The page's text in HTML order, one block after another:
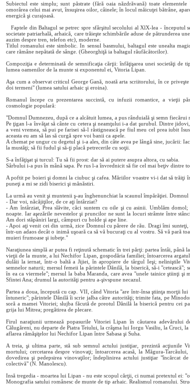
Subiectul este simplu; sunt păstrate (fără oaia năzdrăvană) toate
omorârea celui mai avut, însuşirea oilor, câinele; în locul măicuţei bătrâne,
energică şi curajoasă.
Faptele din Baltagul se petrec spre sfârşitul secolului al XlX-lea - începutul
societate patriarhală, arhaică, care trăieşte schimbările aduse de pătrunderea
auzim despre tren, telefon etc), moderne.
Titlul romanului este simbolic. In sensul basmului, baltagul este unealta
care rămâne nepătată de sânge. (Gheorghiţă ia baltagul răufăcătorilor).
Compoziţia e determinată de semnificaţia cărţii: înfăţişarea unei societăţi de
lumea oamenilor de la munte si exponentul ei, Vitoria Lipan.
Aşa cum a observat criticul George Gană, noată arta scriitorului, în ce
doi termeni" (lumea satului arhaic şi eroina).
Romanul începe cu prezentarea succintă, cu infuzii romantice, a vieţii
cosmologie populară:
"Domnul Dumnezeu, după ce a alcătuit lumea, a pus rânduială şi semn fiecărui
Pe ţigan l-a învăţat să cânte cu cetera şi neamţului i-a dat şurubul. Dintre
a veni vremea, să pui pe farisei să-l răstignească pe fiul meu cel prea iubit
aceasta eu am să las să curgă spre voi banii ca apele.
A chemat pe ungur cu degetul şi i-a ales, din câte avea pe lângă sine, jucării:
la mustăţi; să fii fudul şi să-ţi placă petrecerile cu soţii.
S-a înfăţişat şi turcul: Tu să fii prost: dar să ai putere asupra altora, cu sabia.
Sârbului i-a pus în mână sapa. Pe rus l-a învrednicit să fie cel mai beţiv dintre
A poftit pe boieri şi domni la ciubuc şi cafea. Măriilor voastre vi-i dat să trăiţi
puneţi a mi se zidi biserici şi mănăstiri.
La urmă au venit şi muntenii ş-au înghenunchiat la scaunul împărăţiei. Domnul
- Dar voi, năcăjiţilor, de ce aţi întârziat?
- Am întârziat, Prea slăvite, căci suntem cu oile şi cu asinii. Umblăm
noapte. Iar aşezările nevestelor şi pruncilor ne sunt la locuri strâmte între
Am dori stăpâniri largi, câmpuri cu holde şi ape line.
- Apoi aţi venit cei din urmă, zice Domnul cu părere de rău. Dragi îmi
într-un adaos decât o inimă uşoară ca să vă bucuraţi cu al vostru. Să vă pară
muieri frumoase şi iubeţe."
Naraţiunea simplă ar putea fi reţinută schematic în trei părţi: partea întâi, până
vieţii de la munte, a lui Nechifor Lipan, gospodăria familiei; întoarcerea
dulăii la iernat, într-o baltă a Jijiei, în apropiere de târgul Ieşi; neliniştile
semnelor naturii; mersul femeii la părintele Dănilă, la biserică, să-i "cetească";
în ea ca viermele"; mersul la baba Maranda, care avea "unele tainice ştiinţi şi
Sfintei Ana; drumul la autorităţi pentru a-şivspune necazul.
Partea a doua, începută cu cap. VII, când Vitoria "are într-însa ştiinţa morţii
întuneric"; părintele Dănilă îi scrie jalba către autorităţi; trimite fata, pe
soră a mamei Vitoriei; slujba făcută de preotul Dănilă la biserică pentru cei
grija lui Mitrea; pregătirea de plecare.
Firul naraţiunii urmează popasurile Vitoriei Lipan în căutarea adevărului
Călugăreni, nu departe de Piatra Teiului, la crâşma lui Iorgu Vasiliu, la Cruci,
aflarea rămăşiţelor lui Nechifor Lipan între Sabasa şi Suha.
A treia, şi ultima parte, stă sub semnul actului justiţiar, prezintă acţiunile
mortului; cercetarea despre vinovaţi; întoarcerea acasă, la Măgura-
dovedirea şi pedepsirea vinovaţilor; îndeplinirea actului justiţiar "încărcat
colectivă" (N. Manolescu).
Insă tregedia - moartea lui Lipan - nu este scopul cărţii, ci numai pretextul ei:
Monografia satului românesc de munte de tip arhaic. Realismul romanului.